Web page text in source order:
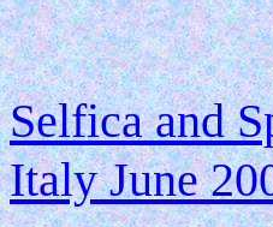
Selfica and
Italy June